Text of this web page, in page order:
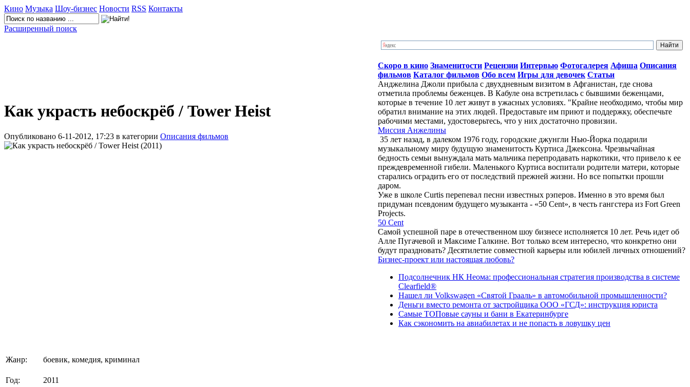
Кино Музыка Шоу-бизнес Новости RSS Контакты
Расширенный поиск
Как украсть небоскрёб / Tower Heist
Опубликовано 6-11-2012, 17:23 в категории Описания фильмов
Жанр: боевик, комедия, криминал
Год: 2011
Скоро в кино Знаменитости Рецензии Интервью Фотогалерея Афиша Описания
фильмов Каталог фильмов Обо всем Игры для девочек Статьи
Анджелина Джоли прибыла с двухдневным визитом в Афганистан, где снова
отметила проблемы беженцев. В Кабуле она встретилась с бывшими беженцами,
которые в течение 10 лет живут в ужасных условиях. "Крайне необходимо, чтобы мир
обратил внимание на этих людей. Предоставьте им приют и поддержку, обеспечьте
рабочими местами, удостоверьтесь, что у них достаточно провизии.
Миссия Анжелины
35 лет назад, в далеком 1976 году, городские джунгли Нью-Йорка подарили
музыкальному миру будущую знаменитость Куртиса Джексона. Чрезвычайная
бедность семьи вынуждала мать мальчика перепродавать наркотики, что привело к ее
преждевременной гибели. Маленького Куртиса воспитали родители матери, которые
старались оградить его от последствий прежней жизни. Но все попытки прошли
даром.
Уже в школе Curtis перепевал песни известных рэперов. Именно в это время был
придуман псевдоним будущего музыканта - «50 Cent», в честь гангстера из Fort Green
Projects.
50 Cent
Самой успешной паре в отечественном шоу бизнесе исполняется 10 лет. Речь идет об
Алле Пугачевой и Максиме Галкине. Вот только всем интересно, что конкретно они
будут праздновать? Десятилетие совместной карьеры или юбилей личных отношений?
Бизнес-проект или настоящая любовь?
Подсолнечник НК Неома: профессиональная стратегия производства в системе
Clearfield®
Нашел ли Volkswagen «Святой Грааль» в автомобильной промышленности?
Деньги вместо ремонта от застройщика ООО «ГСД»: инструкция юриста
Самые ТОПовые сауны и бани в Екатеринбурге
Как сэкономить на авиабилетах и не попасть в ловушку цен